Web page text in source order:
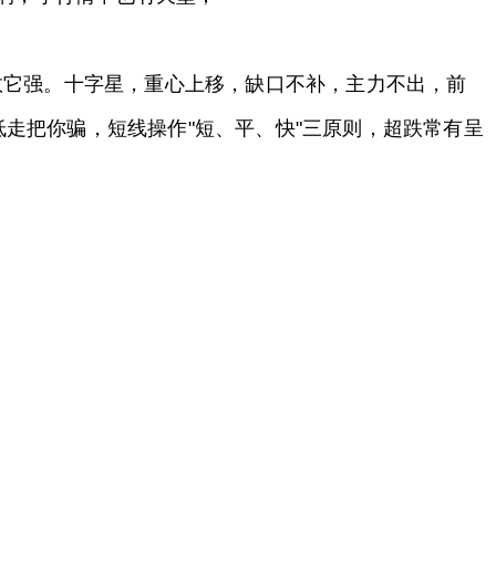
强。十字星，重心上移，缺口不补，主力不出，前
把你骗，短线操作"短、平、快"三原则，超跌常有呈